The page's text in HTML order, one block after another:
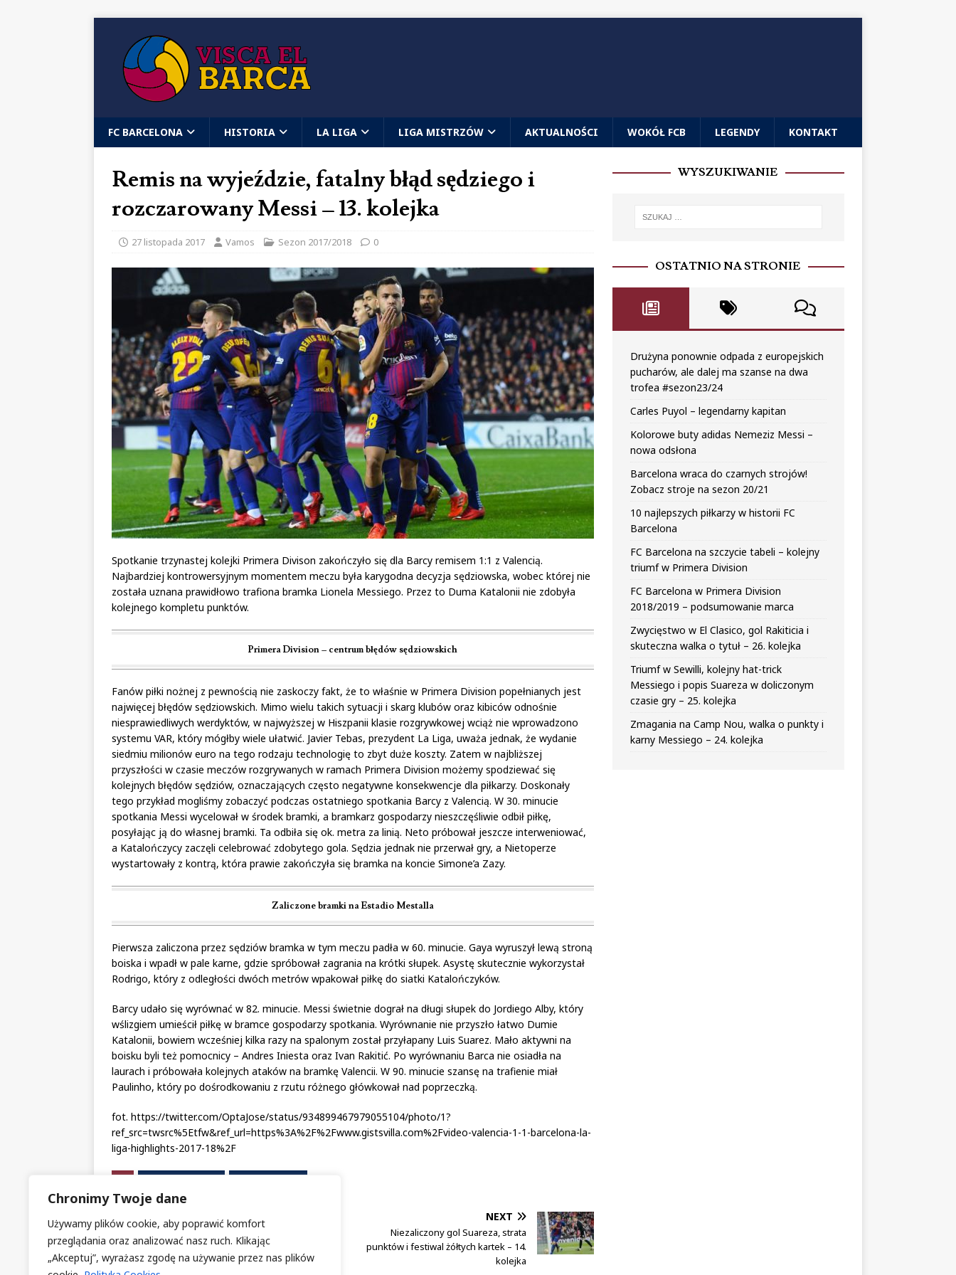
Chronimy Twoje dane
Używamy plików cookie, aby poprawić komfort
przeglądania oraz analizować nasz ruch. Klikając
„Akceptuj”, wyrażasz zgodę na używanie przez nas plików
FC BARCELONA HISTORIA LA LIGA LIGA MISTRZÓW AKTUALNOŚCI WOKÓŁ FCB LEGENDY KONTAKT
Remis na wyjeździe, fatalny błąd sędziego i
rozczarowany Messi – 13. kolejka
27 listopada 2017 Vamos Sezon 2017/2018 0
Spotkanie trzynastej kolejki Primera Divison zakończyło się dla Barcy remisem 1:1 z Valencią.
Najbardziej kontrowersyjnym momentem meczu była karygodna decyzja sędziowska, wobec której nie
została uznana prawidłowo trafiona bramka Lionela Messiego. Przez to Duma Katalonii nie zdobyła
kolejnego kompletu punktów.
Primera Division – centrum błędów sędziowskich
Fanów piłki nożnej z pewnością nie zaskoczy fakt, że to właśnie w Primera Division popełnianych jest
najwięcej błędów sędziowskich. Mimo wielu takich sytuacji i skarg klubów oraz kibiców odnośnie
niesprawiedliwych werdyktów, w najwyższej w Hiszpanii klasie rozgrywkowej wciąż nie wprowadzono
systemu VAR, który mógłby wiele ułatwić. Javier Tebas, prezydent La Liga, uważa jednak, że wydanie
siedmiu milionów euro na tego rodzaju technologię to zbyt duże koszty. Zatem w najbliższej
przyszłości w czasie meczów rozgrywanych w ramach Primera Division możemy spodziewać się
kolejnych błędów sędziów, oznaczających często negatywne konsekwencje dla piłkarzy. Doskonały
tego przykład mogliśmy zobaczyć podczas ostatniego spotkania Barcy z Valencią. W 30. minucie
spotkania Messi wycelował w środek bramki, a bramkarz gospodarzy nieszczęśliwie odbił piłkę,
posyłając ją do własnej bramki. Ta odbiła się ok. metra za linią. Neto próbował jeszcze interweniować,
a Katalończycy zaczęli celebrować zdobytego gola. Sędzia jednak nie przerwał gry, a Nietoperze
wystartowały z kontrą, która prawie zakończyła się bramka na koncie Simone’a Zazy.
Zaliczone bramki na Estadio Mestalla
Pierwsza zaliczona przez sędziów bramka w tym meczu padła w 60. minucie. Gaya wyruszył lewą stroną
boiska i wpadł w pale karne, gdzie spróbował zagrania na krótki słupek. Asystę skutecznie wykorzystał
Rodrigo, który z odległości dwóch metrów wpakował piłkę do siatki Katalończyków.
Barcy udało się wyrównać w 82. minucie. Messi świetnie dograł na długi słupek do Jordiego Alby, który
wślizgiem umieścił piłkę w bramce gospodarzy spotkania. Wyrównanie nie przyszło łatwo Dumie
Katalonii, bowiem wcześniej kilka razy na spalonym został przyłapany Luis Suarez. Mało aktywni na
boisku byli też pomocnicy – Andres Iniesta oraz Ivan Rakitić. Po wyrównaniu Barca nie osiadła na
laurach i próbowała kolejnych ataków na bramkę Valencii. W 90. minucie szansę na trafienie miał
Paulinho, który po dośrodkowaniu z rzutu różnego główkował nad poprzeczką.
fot. https://twitter.com/OptaJose/status/934899467979055104/photo/1?
ref_src=twsrc%5Etfw&ref_url=https%3A%2F%2Fwww.gistsvilla.com%2Fvideo-valencia-1-1-barcelona-la-
liga-highlights-2017-18%2F
PREVIOUS
Błąd Ivána Cuéllara, powrót
strzeleckiej formy Suareza i
niezawodny Paulinho – 12. kolejka
NEXT
Niezaliczony gol Suareza, strata
punktów i festiwal żółtych kartek – 14.
kolejka
WYSZUKIWANIE
OSTATNIO NA STRONIE
Drużyna ponownie odpada z europejskich
pucharów, ale dalej ma szanse na dwa
trofea #sezon23/24
Carles Puyol – legendarny kapitan
Kolorowe buty adidas Nemeziz Messi –
nowa odsłona
Barcelona wraca do czarnych strojów!
Zobacz stroje na sezon 20/21
10 najlepszych piłkarzy w historii FC
Barcelona
FC Barcelona na szczycie tabeli – kolejny
triumf w Primera Division
FC Barcelona w Primera Division
2018/2019 – podsumowanie marca
Zwycięstwo w El Clasico, gol Rakiticia i
skuteczna walka o tytuł – 26. kolejka
Triumf w Sewilli, kolejny hat-trick
Messiego i popis Suareza w doliczonym
czasie gry – 25. kolejka
Zmagania na Camp Nou, walka o punkty i
karny Messiego – 24. kolejka